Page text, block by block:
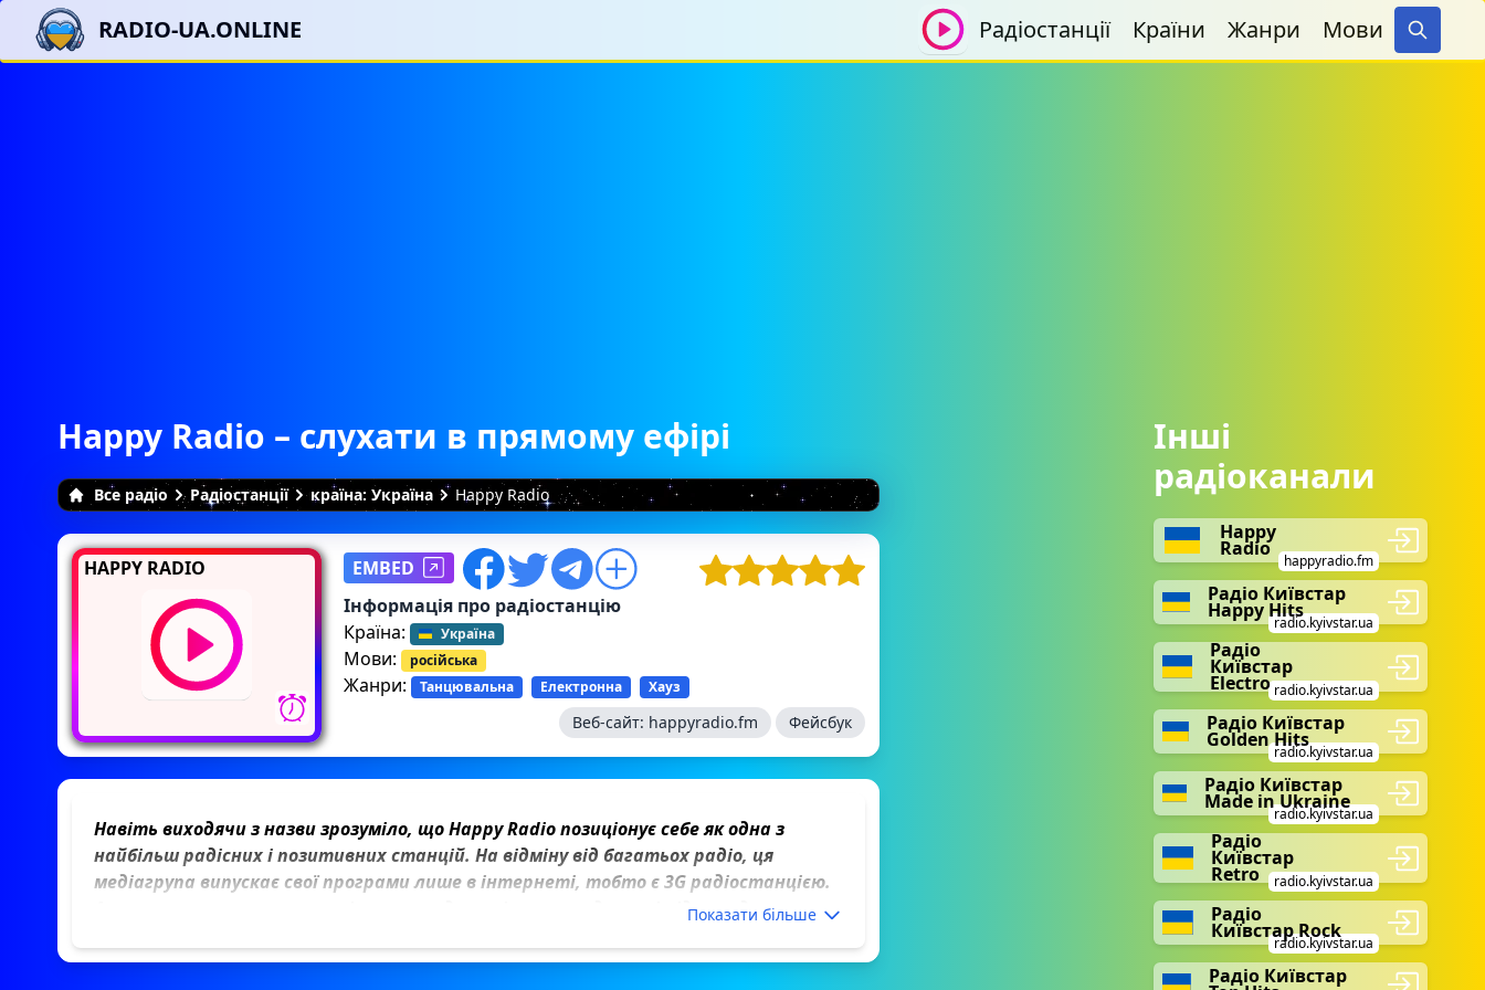
RADIO-UA.ONLINE Радіостанції Країни Жанри Мови
Search
Happy Radio – слухати в прямому ефірі
Все радіо Радіостанції країна: Україна Happy Radio
HAPPY RADIO
EMBED
Інформація про радіостанцію
Країна:
Україна
Мови: російська
Жанри: Танцювальна Електронна Хауз
Веб-сайт: happyradio.fm Фейсбук
Навіть виходячи з назви зрозуміло, що Happy Radio позиціонує себе як одна з
найбільш радісних і позитивних станцій. На відміну від багатьох радіо, ця
медіагрупа випускає свої програми лише в інтернеті, тобто є 3G радіостанцією.
А це означає, що головною цільовою аудиторією є молодь, що і підтверджується
Слухати радіо онлайн HAPPY RADIO
Показати більше
Інші
радіоканали
Happy
Radio
happyradio.fm
Радіо Київстар
Happy Hits
radio.kyivstar.ua
Радіо
Київстар
Electro radio.kyivstar.ua
Радіо Київстар
Golden Hits
radio.kyivstar.ua
Радіо Київстар
Made in Ukraine
radio.kyivstar.ua
Радіо
Київстар
Retro radio.kyivstar.ua
Радіо
Київстар Rock
radio.kyivstar.ua
Радіо Київстар